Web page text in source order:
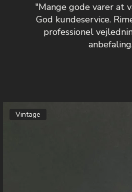
"Mange gode varer at
God kundeservice.
professionel
Vintage